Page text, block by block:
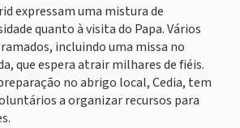
expressam uma mistura de
quanto à visita do Papa. Vários
incluindo uma missa no
que espera atrair milhares de fiéis.
no abrigo local, Cedia, tem
a organizar recursos para